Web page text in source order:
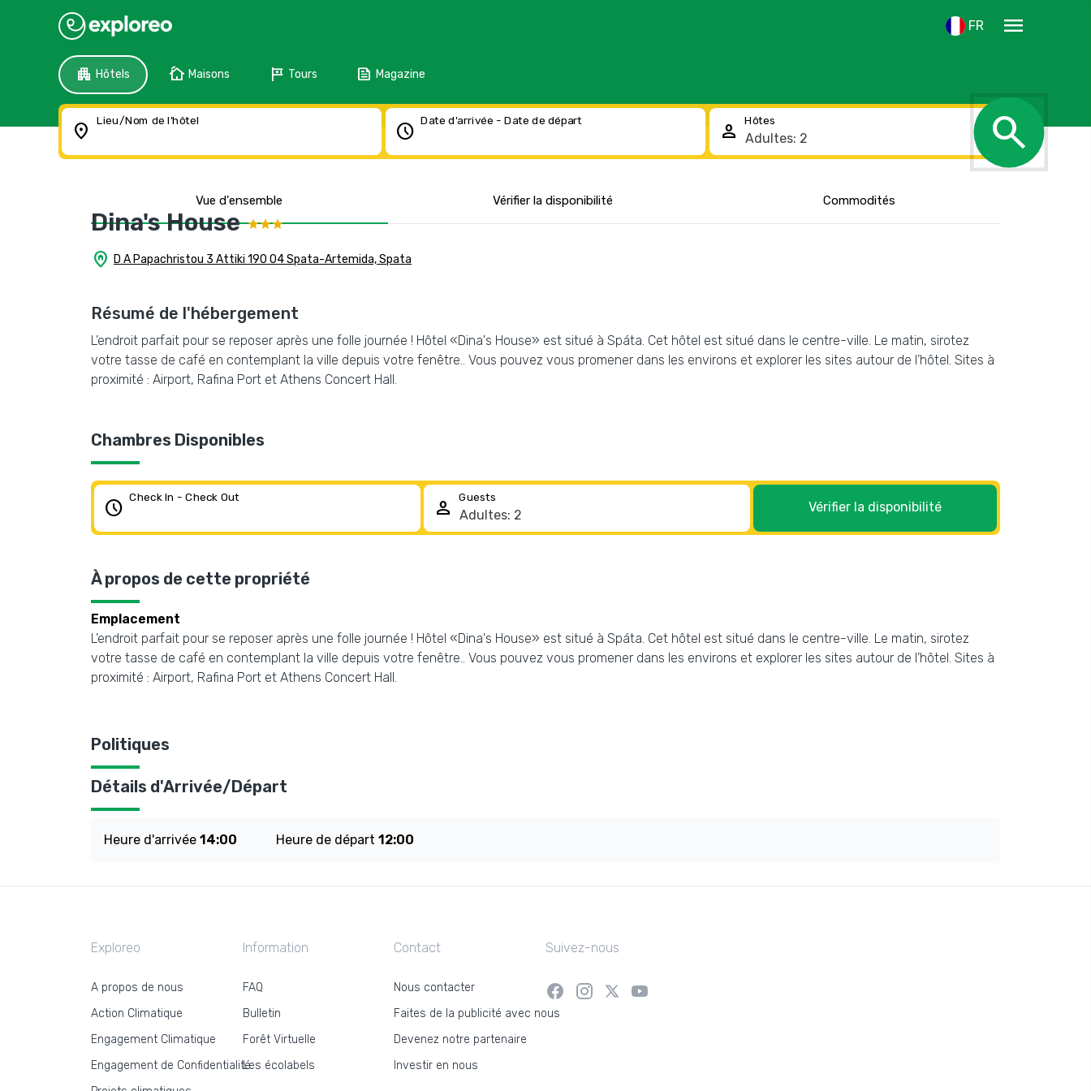
FR menu
apartment Hôtels cottage Maisons tour Tours feed Magazine
location_on Lieu/Nom de l'hôtel schedule Date d'arrivée - Date de départ person Hôtes search
Vue d'ensemble Vérifier la disponibilité Commodités
Dina's House
home_pin D A Papachristou 3 Attiki 190 04 Spata-Artemida, Spata
l'emplacement
Résumé de l'hébergement
L’endroit parfait pour se reposer après une folle journée ! Hôtel «Dina's House» est situé à Spáta. Cet hôtel est situé dans le centre-ville. Le matin, sirotez
votre tasse de café en contemplant la ville depuis votre fenêtre.. Vous pouvez vous promener dans les environs et explorer les sites autour de l’hôtel. Sites à
proximité : Airport, Rafina Port et Athens Concert Hall.
Chambres Disponibles
schedule Check In - Check Out person Guests
Vérifier la disponibilité
À propos de cette propriété
Emplacement
L’endroit parfait pour se reposer après une folle journée ! Hôtel «Dina's House» est situé à Spáta. Cet hôtel est situé dans le centre-ville. Le matin, sirotez
votre tasse de café en contemplant la ville depuis votre fenêtre.. Vous pouvez vous promener dans les environs et explorer les sites autour de l’hôtel. Sites à
proximité : Airport, Rafina Port et Athens Concert Hall.
Politiques
Détails d'Arrivée/Départ
Heure d'arrivée 14:00 Heure de départ 12:00
Exploreo
A propos de nous
Action Climatique
Engagement Climatique
Engagement de Confidentialité
Information
FAQ
Bulletin
Forêt Virtuelle
Les écolabels
Contact
Nous contacter
Faites de la publicité avec nous
Devenez notre partenaire
Investir en nous
Suivez-nous